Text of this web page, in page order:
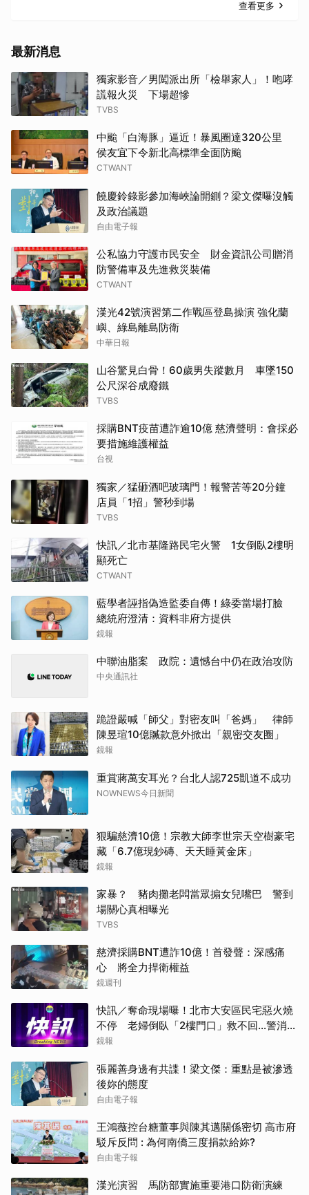
查看更多
最新消息
獨家影音／男闖派出所「檢舉家人」！咆哮
謊報火災 下場超慘
TVBS
中颱「白海豚」逼近！暴風圈達320公里
侯友宜下令新北高標準全面防颱
CTWANT
饒慶鈴錄影參加海峽論開鍘？梁文傑曝沒觸
及政治議題
自由電子報
公私協力守護市民安全 財金資訊公司贈消
防警備車及先進救災裝備
CTWANT
漢光42號演習第二作戰區登島操演 強化蘭
嶼、綠島離島防衛
中華日報
山谷驚見白骨！60歲男失蹤數月 車墜150
公尺深谷成廢鐵
TVBS
採購BNT疫苗遭詐逾10億 慈濟聲明：會採必
要措施維護權益
台視
獨家／猛砸酒吧玻璃門！報警苦等20分鐘
店員「1招」警秒到場
TVBS
快訊／北市基隆路民宅火警 1女倒臥2樓明
顯死亡
CTWANT
藍學者誣指偽造監委自傳！綠委當場打臉
總統府澄清：資料非府方提供
鏡報
中聯油脂案 政院：遺憾台中仍在政治攻防
中央通訊社
跪證嚴喊「師父」對密友叫「爸媽」 律師
陳昱瑄10億贓款意外掀出「親密交友圈」
鏡報
重賞蔣萬安耳光？台北人認725凱道不成功
NOWNEWS今日新聞
狠騙慈濟10億！宗教大師李世宗天空樹豪宅
藏「6.7億現鈔磚、天天睡黃金床」
鏡報
家暴？ 豬肉攤老闆當眾搧女兒嘴巴 警到
場關心真相曝光
TVBS
慈濟採購BNT遭詐10億！首發聲：深感痛
心 將全力捍衛權益
鏡週刊
快訊／奪命現場曝！北市大安區民宅惡火燒
不停 老婦倒臥「2樓門口」救不回…警消搜
救中
鏡報
張麗善身邊有共諜！梁文傑：重點是被滲透
後妳的態度
自由電子報
王鴻薇控台糖董事與陳其邁關係密切 高市府
駁斥反問 : 為何南僑三度捐款給妳?
自由電子報
漢光演習 馬防部實施重要港口防衛演練